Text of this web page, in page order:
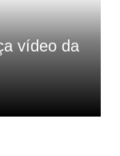
vídeo da